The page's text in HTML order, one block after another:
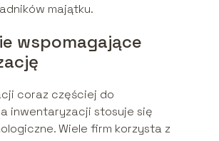
majątku.
wspomagające
coraz częściej do
inwentaryzacji stosuje się
Wiele firm korzysta z